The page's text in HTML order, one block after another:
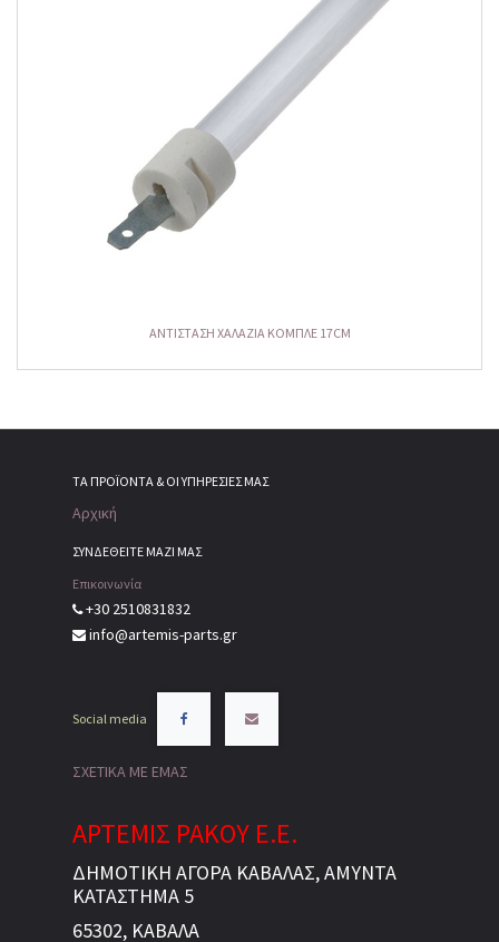
ΑΝΤΙΣΤΑΣΗ ΧΑΛΑΖΙΑ ΚΟΜΠΛΕ 17CM
ΤΑ ΠΡΟΪΌΝΤΑ & ΟΙ ΥΠΗΡΕΣΊΕΣ ΜΑΣ
Αρχική
ΣΥΝΔΕΘΕΙΤΕ ΜΑΖΙ ΜΑΣ
Επικοινωνία
+30 2510831832
info@artemis-parts.gr
Social media
ΣΧΕΤΙΚΑ ΜΕ ΕΜΑΣ
ΑΡΤΕΜΙΣ ΡΑΚΟΥ Ε.Ε.
ΔΗΜΟΤΙΚΗ ΑΓΟΡΑ ΚΑΒΑΛΑΣ, ΑΜΥΝΤΑ
ΚΑΤΑΣΤΗΜΑ 5
65302, ΚΑΒΑΛΑ